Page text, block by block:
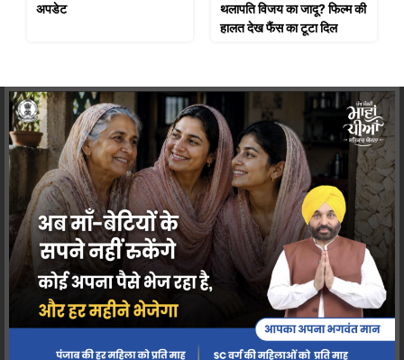
अपडेट
थलापति विजय का जादू? फिल्म की
हालत देख फैंस का टूटा दिल